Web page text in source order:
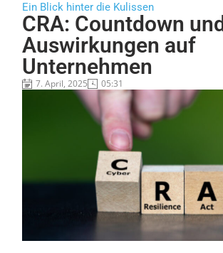
Ein Blick hinter die Kulissen
CRA: Countdown und
Auswirkungen auf
Unternehmen
7. April, 2025 05:31